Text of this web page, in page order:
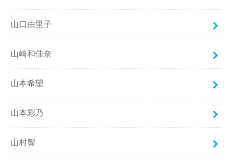
山口由里子
山崎和佳奈
山本希望
山本彩乃
山村響